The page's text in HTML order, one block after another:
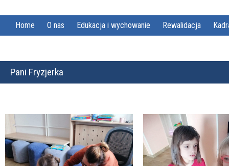
Home O nas Edukacja i wychowanie Rewalidacja
Pani Fryzjerka